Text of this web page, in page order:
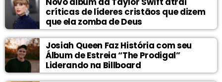
críticas de líderes cristãos que dizem
que ela zomba de Deus
Josiah Queen Faz História com seu
Álbum de Estreia “The Prodigal”
Liderando na Billboard